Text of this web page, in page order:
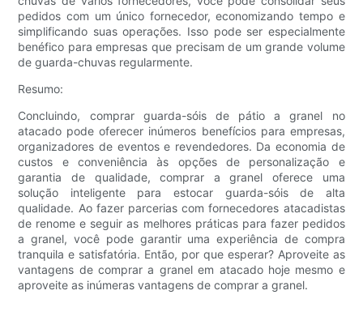
pedidos com um único fornecedor, economizando tempo e
simplificando suas operações. Isso pode ser especialmente
benéfico para empresas que precisam de um grande volume
de guarda-chuvas regularmente.
Resumo:
Concluindo, comprar guarda-sóis de pátio a granel no
atacado pode oferecer inúmeros benefícios para empresas,
organizadores de eventos e revendedores. Da economia de
custos e conveniência às opções de personalização e
garantia de qualidade, comprar a granel oferece uma
solução inteligente para estocar guarda-sóis de alta
qualidade. Ao fazer parcerias com fornecedores atacadistas
de renome e seguir as melhores práticas para fazer pedidos
a granel, você pode garantir uma experiência de compra
tranquila e satisfatória. Então, por que esperar? Aproveite as
vantagens de comprar a granel em atacado hoje mesmo e
aproveite as inúmeras vantagens de comprar a granel.